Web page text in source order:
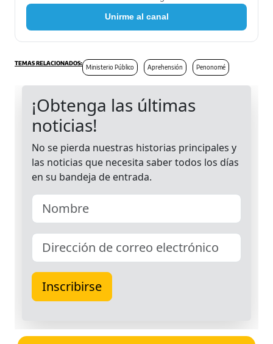
Unirme al canal
Ministerio Público Aprehensión Penonomé